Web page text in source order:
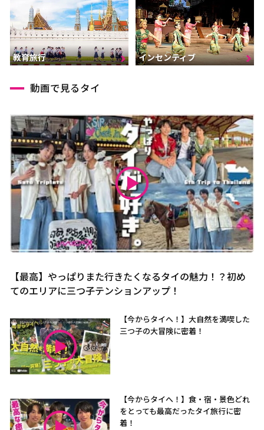
教育旅行 インセンティブ
動画で見るタイ
【最高】やっぱりまた行きたくなるタイの魅力！？初め
てのエリアに三つ子テンションアップ！
【今からタイへ！】大自然を満喫した
三つ子の大冒険に密着！
【今からタイへ！】食・宿・景色どれ
をとっても最高だったタイ旅行に密
着！